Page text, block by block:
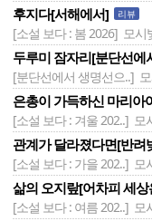
후지다[서해에서] 리뷰
[소설 보다 : 봄 2026] 모시
두루미 잠자리[분단선에
[분단선에서 생명선으..]
은총이 가득하신 마리아
[소설 보다 : 겨울 202..] 모
관계가 달라졌다면[반려
[소설 보다 : 가을 202..] 모
삶의 오지랖[어차피 세
[소설 보다 : 여름 202..] 모